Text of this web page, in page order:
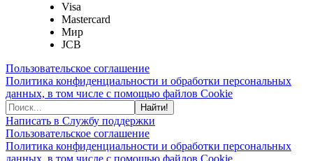
Visa
Mastercard
Мир
JCB
Пользовательское соглашение
Политика конфиденциальности и обработки персональных
данных, в том числе с помощью файлов Cookie
Найти!
Написать в Службу поддержки
Пользовательское соглашение
Политика конфиденциальности и обработки персональных
данных, в том числе с помощью файлов Cookie